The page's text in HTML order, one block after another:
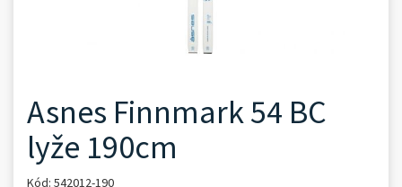
Asnes Finnmark 54 BC
lyže 190cm
Kód: 542012-190